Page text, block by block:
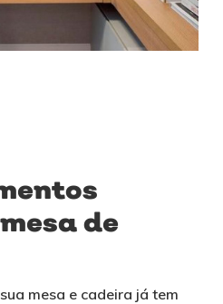
de
mesa e cadeira já tem